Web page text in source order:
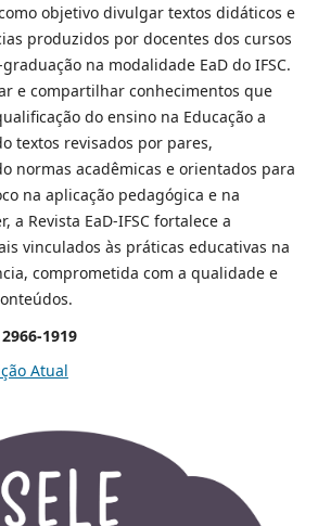
objetivo divulgar textos didáticos e
produzidos por docentes dos cursos
na modalidade EaD do IFSC.
e compartilhar conhecimentos que
do ensino na Educação a
textos revisados por pares,
normas acadêmicas e orientados para
na aplicação pedagógica e na
a Revista EaD-IFSC fortalece a
vinculados às práticas educativas na
comprometida com a qualidade e
1919
Atual